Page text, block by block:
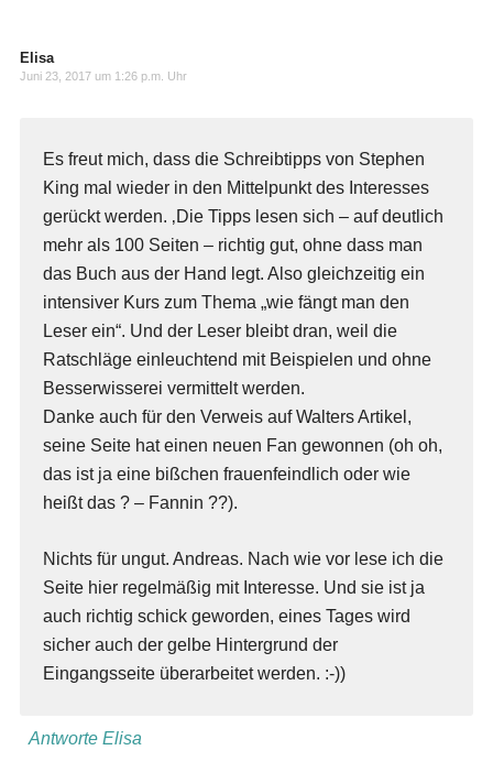
Elisa
Juni 23, 2017 um 1:26 p.m. Uhr
Es freut mich, dass die Schreibtipps von Stephen
King mal wieder in den Mittelpunkt des Interesses
gerückt werden. ‚Die Tipps lesen sich – auf deutlich
mehr als 100 Seiten – richtig gut, ohne dass man
das Buch aus der Hand legt. Also gleichzeitig ein
intensiver Kurs zum Thema „wie fängt man den
Leser ein“. Und der Leser bleibt dran, weil die
Ratschläge einleuchtend mit Beispielen und ohne
Besserwisserei vermittelt werden.
Danke auch für den Verweis auf Walters Artikel,
seine Seite hat einen neuen Fan gewonnen (oh oh,
das ist ja eine bißchen frauenfeindlich oder wie
heißt das ? – Fannin ??).
Nichts für ungut. Andreas. Nach wie vor lese ich die
Seite hier regelmäßig mit Interesse. Und sie ist ja
auch richtig schick geworden, eines Tages wird
sicher auch der gelbe Hintergrund der
Eingangsseite überarbeitet werden. :-))
Antworte Elisa